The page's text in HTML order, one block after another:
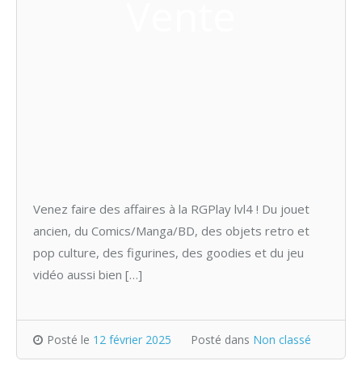
Venez faire des affaires à la RGPlay lvl4 ! Du jouet
ancien, du Comics/Manga/BD, des objets retro et
pop culture, des figurines, des goodies et du jeu
vidéo aussi bien […]
Posté le 12 février 2025 Posté dans Non classé